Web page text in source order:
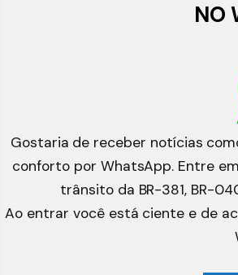
NO
Gostaria de receber notícias
conforto por WhatsApp. Entre
trânsito da BR-381, BR-
Ao entrar você está ciente e de